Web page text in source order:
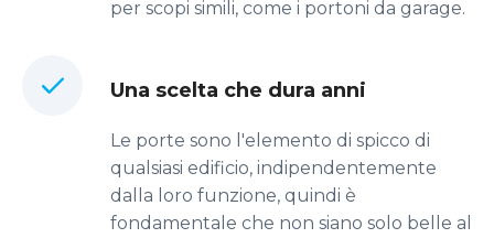
per scopi simili, come i portoni da garage.
Una scelta che dura anni
Le porte sono l'elemento di spicco di
qualsiasi edificio, indipendentemente
dalla loro funzione, quindi è
fondamentale che non siano solo belle al